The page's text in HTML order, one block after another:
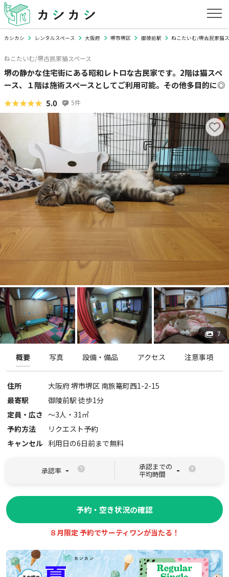
カシカシ レンタルスペース 大阪府 堺市堺区 御陵前駅 ねこたいむ/堺古民家猫
ねこたいむ/堺古民家猫スペース
堺の静かな住宅街にある昭和レトロな古民家です。2階は猫スペ
ース、１階は施術スペースとしてご利用可能。その他多目的に◎
★★★★★
★★★★★ 5.0 5件
7
概要 写真 設備・備品 アクセス 注意事項
住所 大阪府堺市堺区 南旅篭町西1-2-15
最寄駅
御陵前駅 徒歩1分
定員・広さ 〜3人・ 31㎡
予約方法
リクエスト予約
キャンセル 利用日の6日前まで無料
承認率 - 承認までの
平均時間 -
予約・空き状況の確認
８月限定 予約でサーティワンが当たる！